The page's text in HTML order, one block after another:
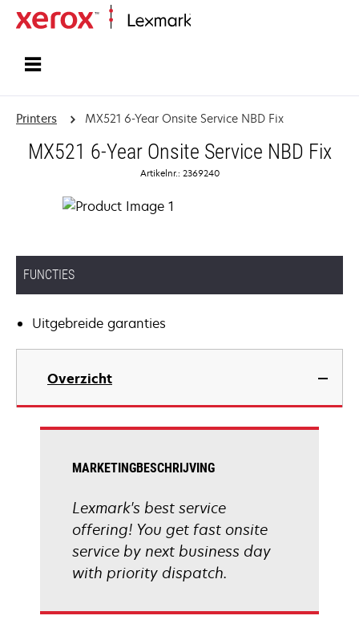
Printers MX521 6-Year Onsite Service NBD Fix
MX521 6-Year Onsite Service NBD Fix
Artikelnr.: 2369240
FUNCTIES
Uitgebreide garanties
Overzicht
MARKETINGBESCHRIJVING
Lexmark's best service
offering! You get fast onsite
service by next business day
with priority dispatch.